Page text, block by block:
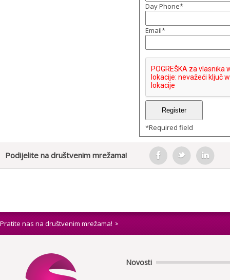
Day Phone*
Email*
*Required field
Podijelite na društvenim mrežama!
Pratite nas na društvenim mrežama!
Novosti